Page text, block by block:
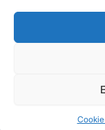
05021 6080060